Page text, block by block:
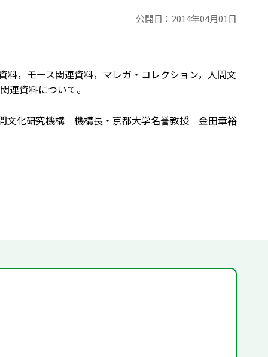
公開日： 2014年04月01日
，モース関連資料，マレガ・コレクション，人間文
連資料について。
文化研究機構 機構長・京都大学名誉教授 金田章裕